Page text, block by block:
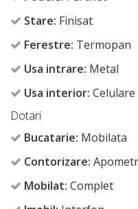
Stare: Finisat
Ferestre: Termopan
Usa intrare: Metal
Usa interior: Celulare
Dotari
Bucatarie: Mobilata
Contorizare:
Mobilat: Complet